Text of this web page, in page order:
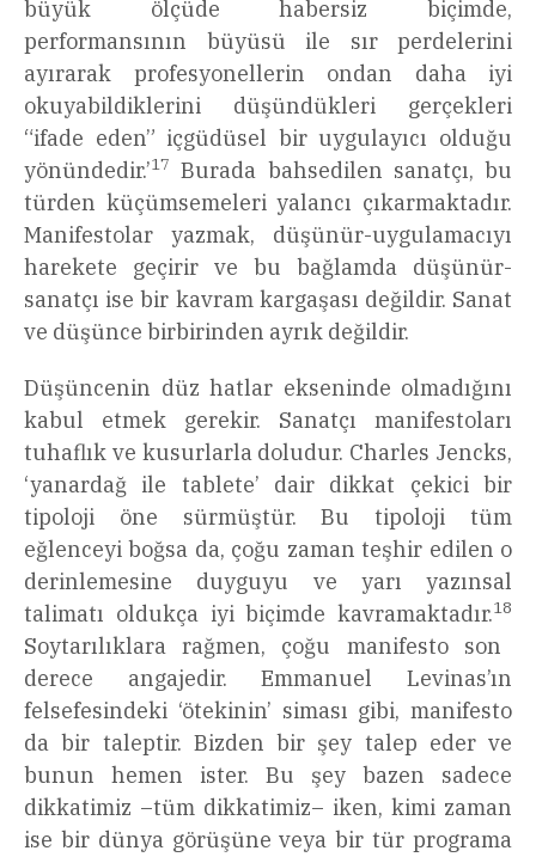
büyük ölçüde habersiz biçimde,
performansının büyüsü ile sır perdelerini
ayırarak profesyonellerin ondan daha iyi
okuyabildiklerini düşündükleri gerçekleri
“ifade eden” içgüdüsel bir uygulayıcı olduğu
yönündedir.’17 Burada bahsedilen sanatçı, bu
türden küçümsemeleri yalancı çıkarmaktadır.
Manifestolar yazmak, düşünür-uygulamacıyı
harekete geçirir ve bu bağlamda düşünür-
sanatçı ise bir kavram kargaşası değildir. Sanat
ve düşünce birbirinden ayrık değildir.
Düşüncenin düz hatlar ekseninde olmadığını
kabul etmek gerekir. Sanatçı manifestoları
tuhaflık ve kusurlarla doludur. Charles Jencks,
‘yanardağ ile tablete’ dair dikkat çekici bir
tipoloji öne sürmüştür. Bu tipoloji tüm
eğlenceyi boğsa da, çoğu zaman teşhir edilen o
derinlemesine duyguyu ve yarı yazınsal
talimatı oldukça iyi biçimde kavramaktadır.18
Soytarılıklara rağmen, çoğu manifesto son
derece angajedir. Emmanuel Levinas’ın
felsefesindeki ‘ötekinin’ siması gibi, manifesto
da bir taleptir. Bizden bir şey talep eder ve
bunun hemen ister. Bu şey bazen sadece
dikkatimiz –tüm dikkatimiz– iken, kimi zaman
ise bir dünya görüşüne veya bir tür programa